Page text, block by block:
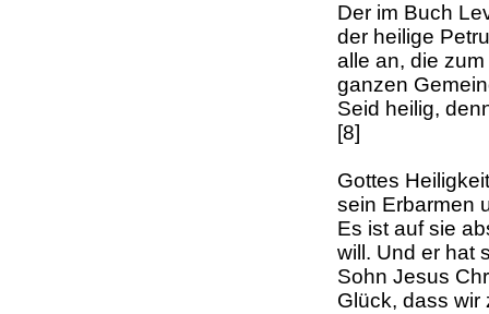
Der im Buch
der heilige
alle an, die
ganzen
Seid heilig,
[8]
Gottes
sein Erbarmen
Es ist auf sie
will. Und er hat
Sohn Jesus
Glück, dass wir